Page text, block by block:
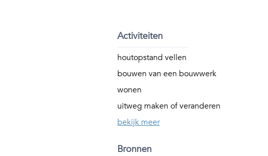
Activiteiten
houtopstand vellen
bouwen van een bouwwerk
wonen
uitweg maken of veranderen
bekijk meer
Bronnen